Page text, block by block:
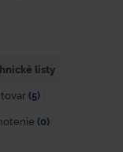
listy
tovar (5)
(0)